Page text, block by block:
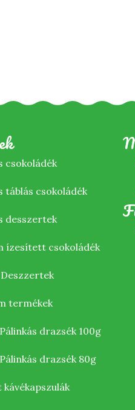
csokoládék
táblás csokoládék
desszertek
ízesített csokoládék
termékek
drazsék 100g
drazsék 80g